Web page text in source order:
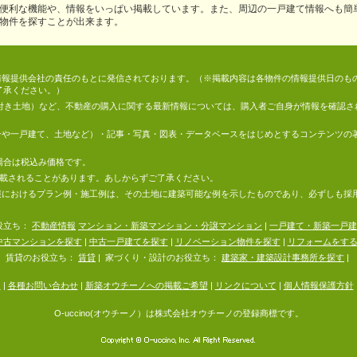
利な機能や、情報をいっぱい掲載しています。また、周辺の一戸建て情報へも
件を探すことが出来ます。
提供会社の責任のもとに発信されております。（※掲載内容は各物件の情報提供日のも
ください。）
土地）など、不動産の購入に関する最新情報については、購入者ご自身が情報を確認
一戸建て、土地など）・記事・写真・図表・データベースをはじめとするコンテンツ
は税込み価格です。
れることがあります。あしからずご了承ください。
おけるプラン例・施工例は、その土地に建築可能な例を示したものであり、必ずしも採
ち： 不動産情報 マンション・新築マンション・分譲マンション
一戸建て・新築一戸
古マンションを探す| 中古一戸建てを探す| リノベーション物件を探す|
リフォームをする
賃貸のお役立ち：
賃貸 家づくり・設計のお役立ち： 建築家・建築設計事務所を探す
各種お問い合わせ| 新築オウチーノへの掲載ご希望 リンクについて 個人情報保護方針
O-uccino(オウチーノ）は株式会社オウチーノの登録商標です。